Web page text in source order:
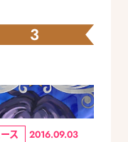
3
ス 2016.09.03